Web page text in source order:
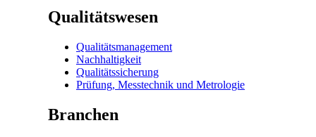
Qualitätswesen
Qualitätsmanagement
Nachhaltigkeit
Qualitätssicherung
Prüfung, Messtechnik und Metrologie
Branchen